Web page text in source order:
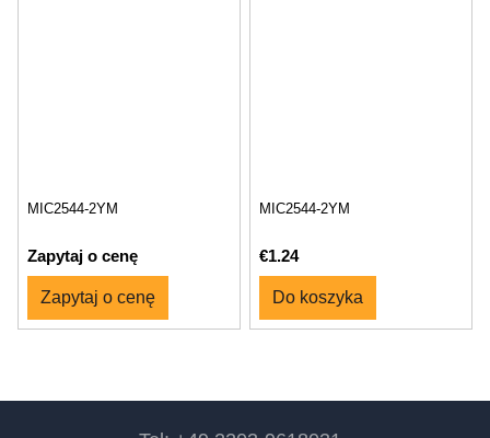
MIC2544-2YM
Zapytaj o cenę
Zapytaj o cenę
MIC2544-2YM
€1.24
Do koszyka